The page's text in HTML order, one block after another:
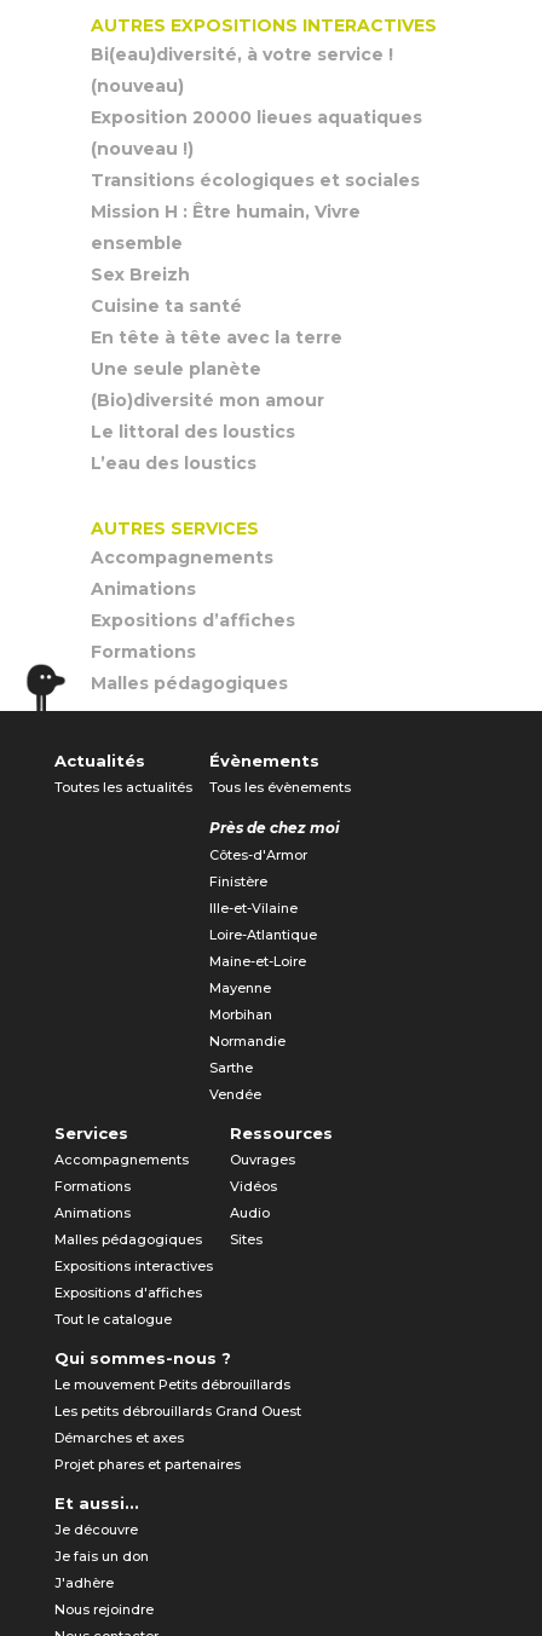
AUTRES EXPOSITIONS INTERACTIVES
Bi(eau)diversité, à votre service !
(nouveau)
Exposition 20000 lieues aquatiques
(nouveau !)
Transitions écologiques et sociales
Mission H : Être humain, Vivre
ensemble
Sex Breizh
Cuisine ta santé
En tête à tête avec la terre
Une seule planète
(Bio)diversité mon amour
Le littoral des loustics
L’eau des loustics
AUTRES SERVICES
Accompagnements
Animations
Expositions d’affiches
Formations
Malles pédagogiques
Actualités
Toutes les actualités
Évènements
Tous les évènements
Près de chez moi
Côtes-d'Armor
Finistère
Ille-et-Vilaine
Loire-Atlantique
Maine-et-Loire
Mayenne
Morbihan
Normandie
Sarthe
Vendée
Services
Accompagnements
Formations
Animations
Malles pédagogiques
Expositions interactives
Expositions d'affiches
Tout le catalogue
Ressources
Ouvrages
Vidéos
Audio
Sites
Qui sommes-nous ?
Le mouvement Petits débrouillards
Les petits débrouillards Grand Ouest
Démarches et axes
Projet phares et partenaires
Et aussi...
Je découvre
Je fais un don
J'adhère
Nous rejoindre